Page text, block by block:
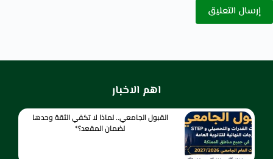
إرسال التعليق
اهم الاخبار
القبول الجامعي.. لماذا لا تكفي الثقة وحدها
لضمان المقعد؟*